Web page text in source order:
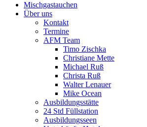
Mischgastauchen
Über uns
Kontakt
Termine
AFM Team
Timo Zischka
Christiane Mette
Michael Ruß
Christa Ruß
Walter Lenauer
Mike Ocean
Ausbildungsstätte
24 Std Füllstation
Ausbildungsseen